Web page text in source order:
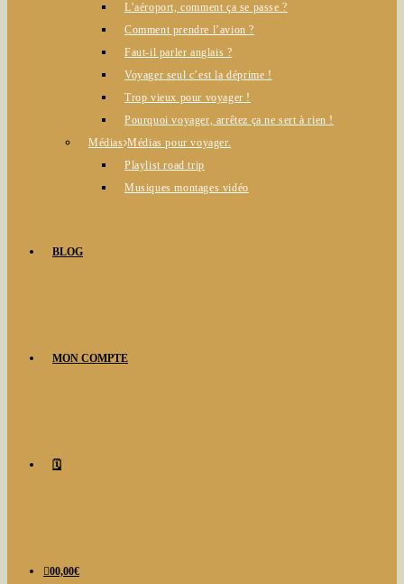
L’aéroport, comment ça se passe ?
Comment prendre l’avion ?
Faut-il parler anglais ?
Voyager seul c’est la déprime !
Trop vieux pour voyager !
Pourquoi voyager, arrêtez ça ne sert à rien !
Médias Médias pour voyager.
Playlist road trip
Musiques montages vidéo
BLOG
MON COMPTE
🗓️
00,00€